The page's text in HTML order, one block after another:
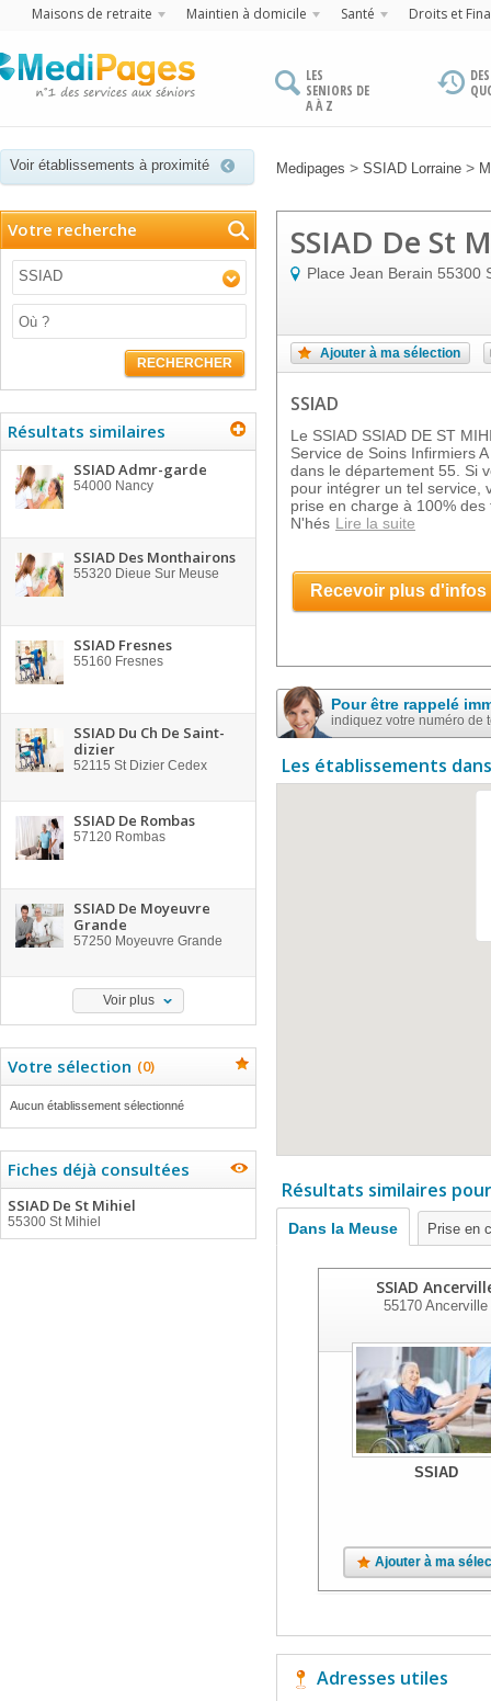
Maisons de retraite Maintien à domicile Santé Droits et
LES
SENIORS DE
A À Z
Voir établissements à proximité Medipages > SSIAD Lorraine >
Votre recherche
SSIAD
RECHERCHER
Résultats similaires
SSIAD Admr-garde
54000 Nancy
SSIAD Des Monthairons
55320 Dieue Sur Meuse
SSIAD Fresnes
55160 Fresnes
SSIAD Du Ch De Saint-
dizier
52115 St Dizier Cedex
SSIAD De Rombas
57120 Rombas
SSIAD De Moyeuvre
Grande
57250 Moyeuvre Grande
Voir plus
Votre sélection (0)
Aucun établissement sélectionné
Fiches déjà consultées
SSIAD De St Mihiel
55300 St Mihiel
SSIAD De St
Place Jean Berain 55300
Ajouter à ma sélection
SSIAD
Le SSIAD SSIAD DE ST
Service de Soins Infirmiers
dans le département 55. Si
pour intégrer un tel service,
prise en charge à 100%
N'hés Lire la suite
Recevoir plus d'infos
Pour être rappelé
indiquez votre numéro de
Les établissements
Résultats similaires
Dans la Meuse Prise en
SSIAD
55170 Ancerville
SSIAD
Ajouter à ma
Adresses utiles